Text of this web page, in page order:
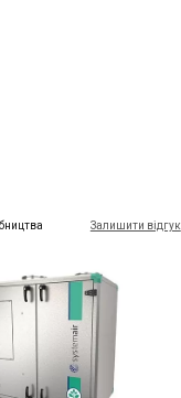
Залишити відгук